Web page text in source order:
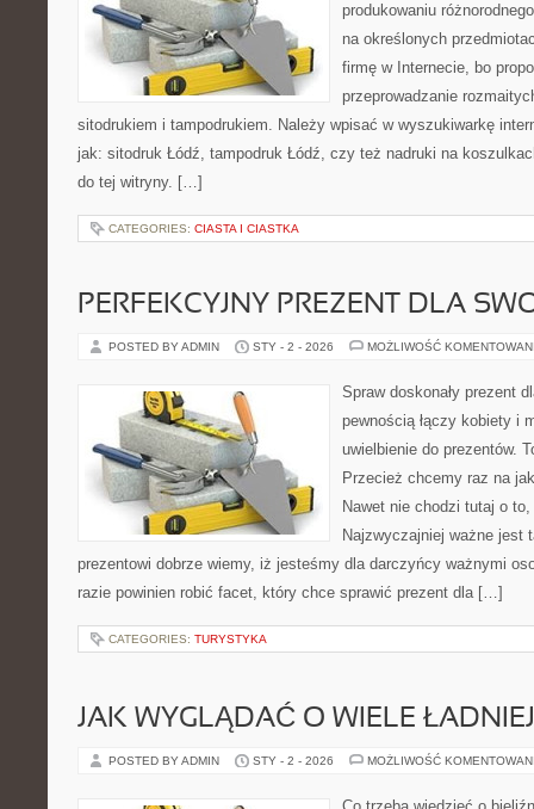
produkowaniu
na określonych
firmę w Internecie, bo
przeprowadzanie
sitodrukiem i tampodrukiem. Należy wpisać w wyszukiwarkę
jak: sitodruk Łódź, tampodruk Łódź, czy też nadruki na
do tej witryny. […]
CATEGORIES: CIASTA I CIASTKA
PERFEKCYJNY PREZENT DLA
POSTED BY ADMIN STY - 2 - 2026 MOŻLIWOŚĆ
Spraw doskonały prezent
pewnością łączy kobiety i
uwielbienie do prezentów.
Przecież chcemy raz na
Nawet nie chodzi tutaj o
Najzwyczajniej ważne jest
prezentowi dobrze wiemy, iż jesteśmy dla darczyńcy ważnymi
razie powinien robić facet, który chce sprawić prezent dla […]
CATEGORIES: TURYSTYKA
JAK WYGLĄDAĆ O WIELE
POSTED BY ADMIN STY - 2 - 2026 MOŻLIWOŚĆ